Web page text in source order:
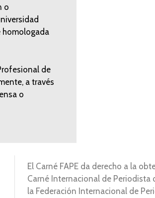
o
homologada
de
a través
o
El Carné FAPE da derecho a la
Carné Internacional de Periodista
la Federación Internacional de